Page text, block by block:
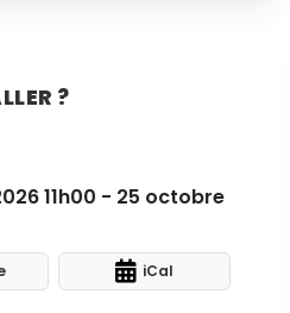
?
11h00 - 25 octobre
iCal